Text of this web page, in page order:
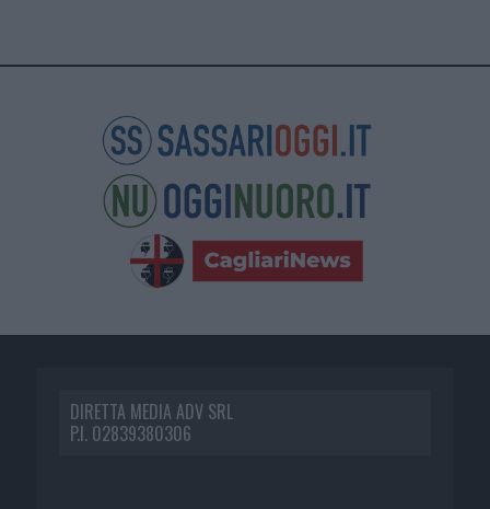
DIRETTA MEDIA ADV SRL
P.I. 02839380306